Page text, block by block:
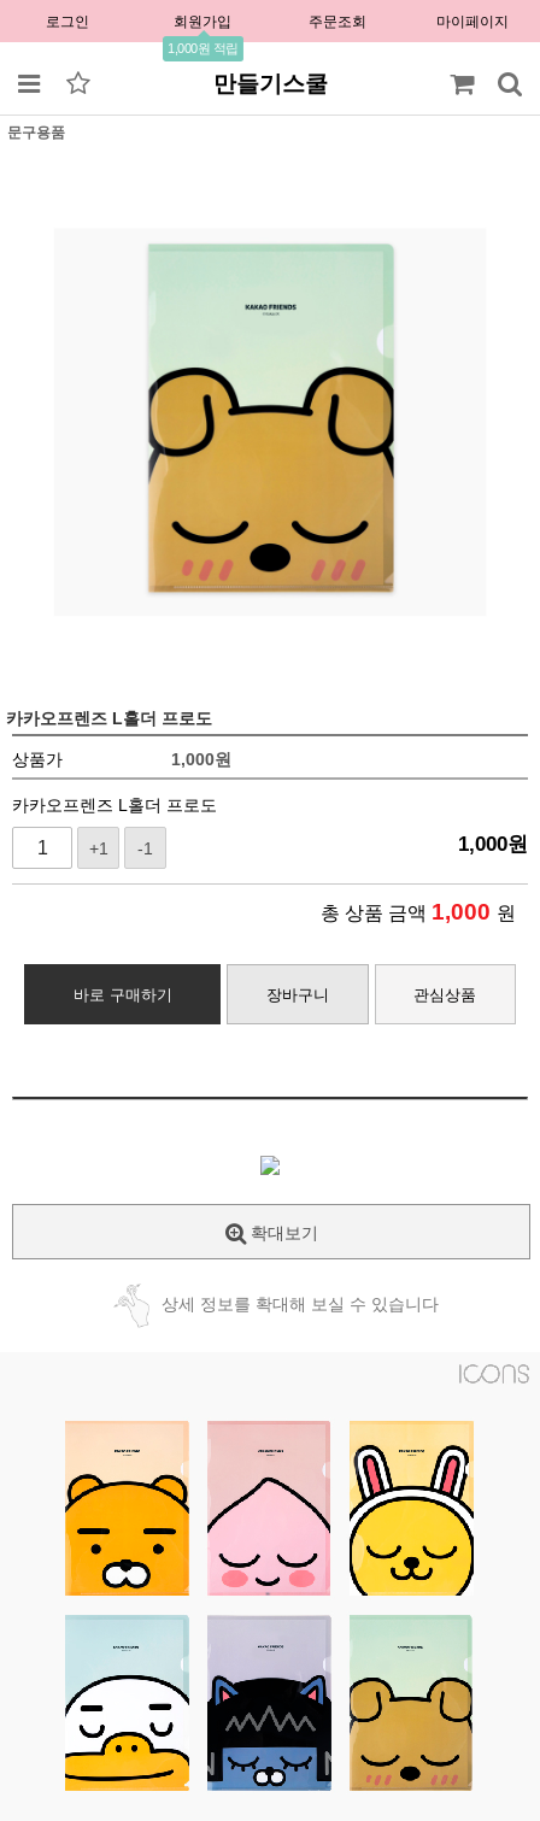
로그인 회원가입
1,000원 적립
주문조회 마이페이지
만들기스쿨
문구용품
카카오프렌즈 L홀더 프로도
상품가 1,000원
카카오프렌즈 L홀더 프로도
+1 -1 1,000원
총 상품 금액 1,000 원
바로 구매하기 장바구니 관심상품
확대보기
상세 정보를 확대해 보실 수 있습니다